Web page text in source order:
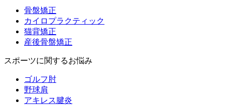
骨盤矯正
カイロプラクティック
猫背矯正
産後骨盤矯正
スポーツに関するお悩み
ゴルフ肘
野球肩
アキレス腱炎